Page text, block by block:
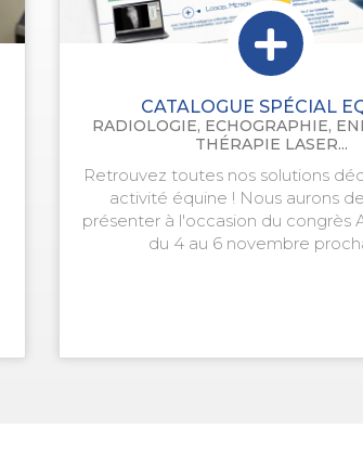
CATALOGUE SPÉCIAL
RADIOLOGIE, ECHOGRAPHIE,
THÉRAPIE LASER...
Retrouvez toutes nos solutions
activité équine ! Nous aurons
présenter à l'occasion du congrès
du 4 au 6 novembre